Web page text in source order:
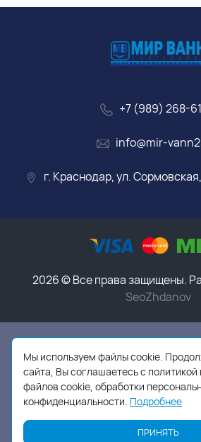
+7 (989) 268-
info@mir-
г. Краснодар, ул.
2026 © Все права защищены.
SeoZhdanov
Данный интернет-магазин
информационный характер и ни
информационные материалы,
сайта не являются публичной
с пунктом 2 статьи 437
Мы используем файлы cookie.
сайта, Вы соглашаетесь с политикой
файлов cookie, обработки
конфиденциальности. Подробнее
ПРИНЯТЬ